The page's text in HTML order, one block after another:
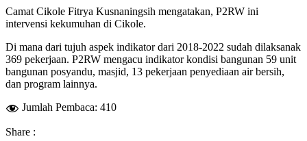
Camat Cikole Fitrya Kusnaningsih mengatakan, P2RW ini
intervensi kekumuhan di Cikole.
Di mana dari tujuh aspek indikator dari 2018-2022 sudah dilaksanak
369 pekerjaan. P2RW mengacu indikator kondisi bangunan 59 unit
bangunan posyandu, masjid, 13 pekerjaan penyediaan air bersih,
dan program lainnya.
Jumlah Pembaca: 410
Share :